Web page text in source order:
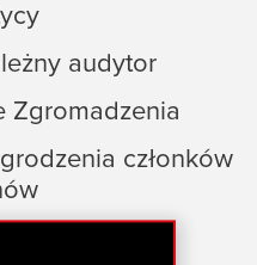
audytor
Zgromadzenia
członków